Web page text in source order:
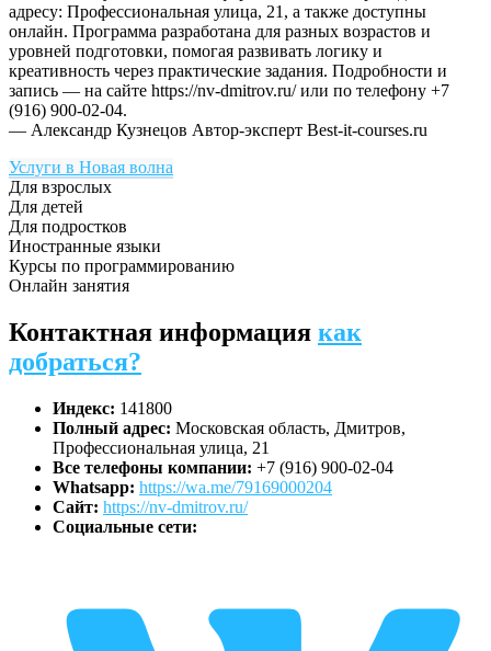
адресу: Профессиональная улица, 21, а также доступны
онлайн. Программа разработана для разных возрастов и
уровней подготовки, помогая развивать логику и
креативность через практические задания. Подробности и
запись — на сайте https://nv-dmitrov.ru/ или по телефону +7
(916) 900-02-04.
— Александр Кузнецов Автор-эксперт Best-it-courses.ru
Услуги в Новая волна
Для взрослых
Для детей
Для подростков
Иностранные языки
Курсы по программированию
Онлайн занятия
Контактная информация как
добраться?
Индекс: 141800
Полный адрес: Московская область, Дмитров,
Профессиональная улица, 21
Все телефоны компании: +7 (916) 900-02-04
Whatsapp: https://wa.me/79169000204
Сайт: https://nv-dmitrov.ru/
Социальные сети: